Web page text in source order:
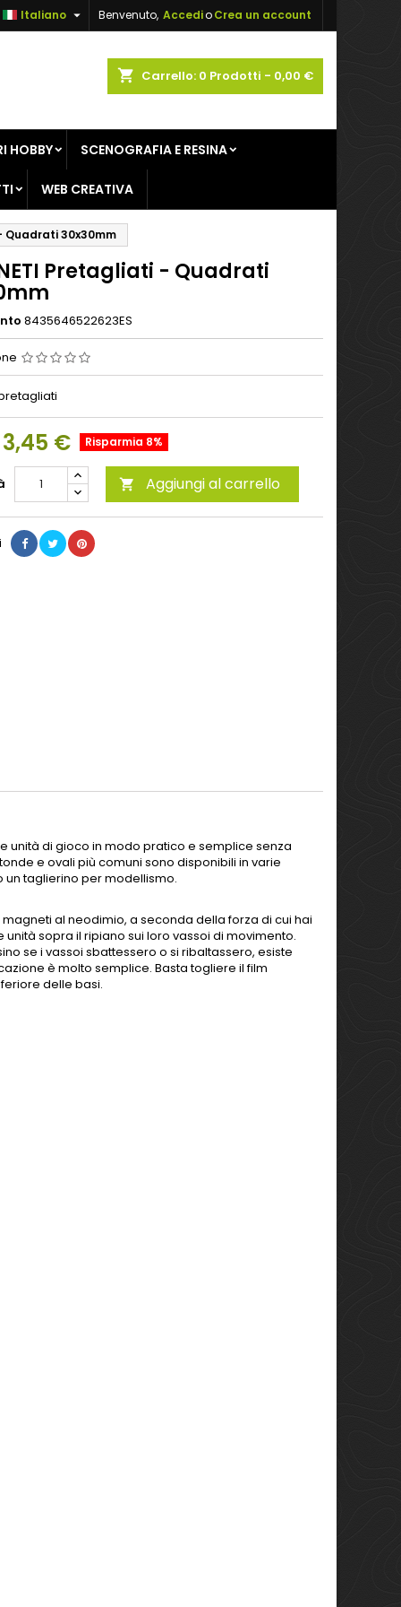
Benvenuto, AccedioCrea un account
Italiano 
shopping_cart Carrello: 0 Prodotti - 0,00 €
HOBBY SCENOGRAFIA E RESINA
WEB CREATIVA
Quadrati 30x30mm
Pretagliati - Quadrati
8435646522623ES
3,45 € Risparmia 8%
 Aggiungi al carrello
unità di gioco in modo pratico e semplice senza
e ovali più comuni sono disponibili in varie
taglierino per modellismo.
al neodimio, a seconda della forza di cui hai
sopra il ripiano sui loro vassoi di movimento.
se i vassoi sbattessero o si ribaltassero, esiste
è molto semplice. Basta togliere il film
delle basi.